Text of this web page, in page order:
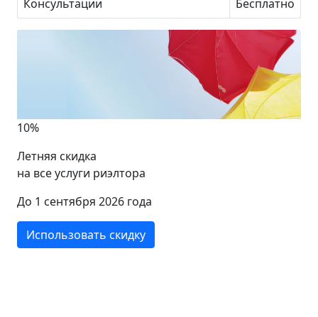
Консультации Бесплатно
10%
Летняя скидка
на все услуги риэлтора
До 1 сентября 2026 года
Использовать скидку